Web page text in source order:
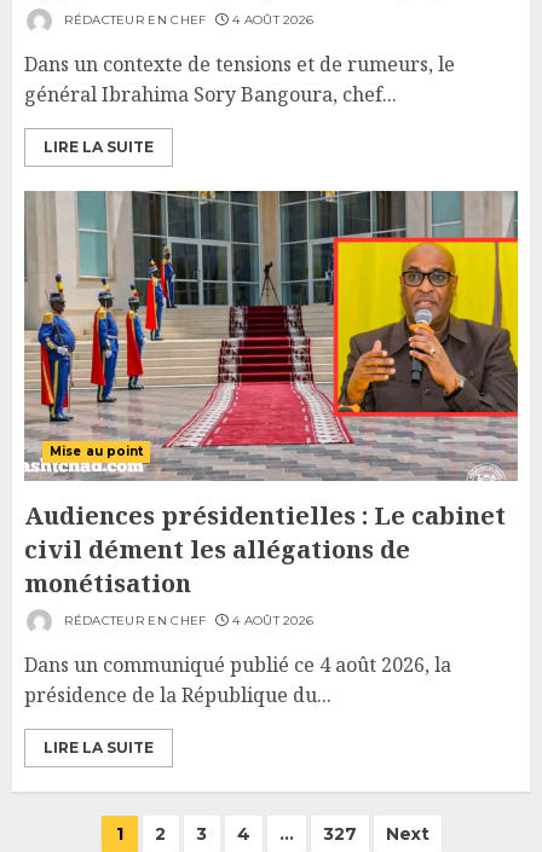
RÉDACTEUR EN CHEF 4 AOÛT 2026
Dans un contexte de tensions et de rumeurs, le
général Ibrahima Sory Bangoura, chef...
LIRE LA SUITE
Mise au point
Audiences présidentielles : Le cabinet
civil dément les allégations de
monétisation
RÉDACTEUR EN CHEF 4 AOÛT 2026
Dans un communiqué publié ce 4 août 2026, la
présidence de la République du...
LIRE LA SUITE
Pagination
1 2 3 4 … 327 Next